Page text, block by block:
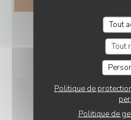
Tout
Tout
Politique de
Politique de
INFOS